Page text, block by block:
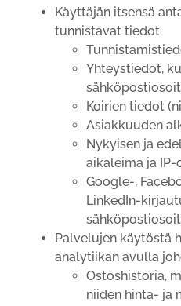
Käyttäjän itsensä
tunnistavat tiedot
Yhteystiedot,
Koirien tiedot
Asiakkuuden
Nykyisen ja
aikaleima ja IP-
Google-,
LinkedIn-
Palvelujen käytöstä
analytiikan avulla
Ostoshistoria,
niiden hinta- ja